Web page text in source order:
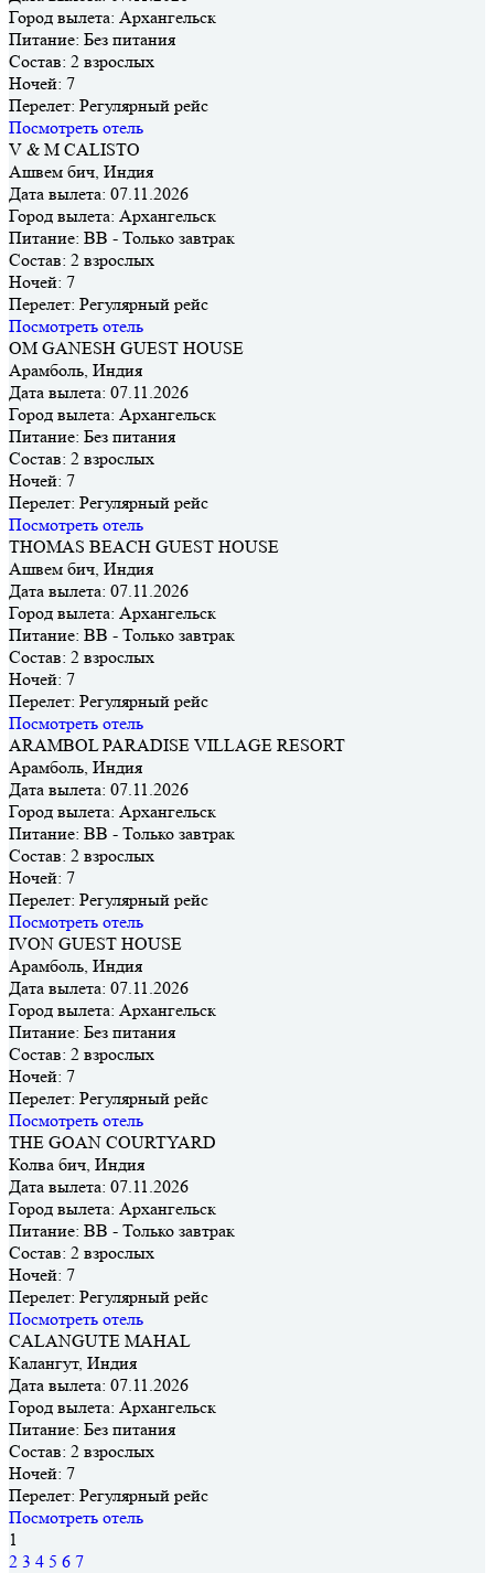
Город вылета: Архангельск
Питание: Без питания
Состав: 2 взрослых
Ночей: 7
Перелет: Регулярный рейс
Посмотреть отель
V & M CALISTO
Ашвем бич, Индия
Дата вылета: 07.11.2026
Город вылета: Архангельск
Питание: BB - Только завтрак
Состав: 2 взрослых
Ночей: 7
Перелет: Регулярный рейс
Посмотреть отель
OM GANESH GUEST HOUSE
Арамболь, Индия
Дата вылета: 07.11.2026
Город вылета: Архангельск
Питание: Без питания
Состав: 2 взрослых
Ночей: 7
Перелет: Регулярный рейс
Посмотреть отель
THOMAS BEACH GUEST HOUSE
Ашвем бич, Индия
Дата вылета: 07.11.2026
Город вылета: Архангельск
Питание: BB - Только завтрак
Состав: 2 взрослых
Ночей: 7
Перелет: Регулярный рейс
Посмотреть отель
ARAMBOL PARADISE VILLAGE RESORT
Арамболь, Индия
Дата вылета: 07.11.2026
Город вылета: Архангельск
Питание: BB - Только завтрак
Состав: 2 взрослых
Ночей: 7
Перелет: Регулярный рейс
Посмотреть отель
IVON GUEST HOUSE
Арамболь, Индия
Дата вылета: 07.11.2026
Город вылета: Архангельск
Питание: Без питания
Состав: 2 взрослых
Ночей: 7
Перелет: Регулярный рейс
Посмотреть отель
THE GOAN COURTYARD
Колва бич, Индия
Дата вылета: 07.11.2026
Город вылета: Архангельск
Питание: BB - Только завтрак
Состав: 2 взрослых
Ночей: 7
Перелет: Регулярный рейс
Посмотреть отель
CALANGUTE MAHAL
Калангут, Индия
Дата вылета: 07.11.2026
Город вылета: Архангельск
Питание: Без питания
Состав: 2 взрослых
Ночей: 7
Перелет: Регулярный рейс
Посмотреть отель
1
2 3 4 5 6 7